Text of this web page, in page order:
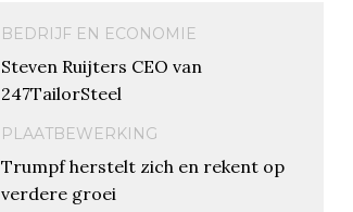
BEDRIJF EN ECONOMIE
Steven Ruijters CEO van
247TailorSteel
PLAATBEWERKING
Trumpf herstelt zich en rekent op
verdere groei